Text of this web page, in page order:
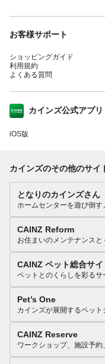
お客様サポート
ショッピングガイド
利用規約
よくある質問
カインズ公式アプリ
iOS版
カインズのその他のサイ
となりのカインズさん
ホームセンターを遊び倒す
CAINZ Reform
お住まいのメンテナンスと
CAINZ ペット総合サイ
ペットとのくらしを彩るサ
Pet’s One
カインズが展開するペット
CAINZ Reserve
ワークショップ、施設予